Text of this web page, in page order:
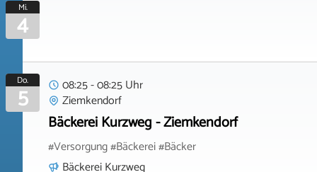
Mi.
4
Do.
5
08:25 - 08:25 Uhr
Ziemkendorf
Bäckerei Kurzweg - Ziemkendorf
#Versorgung #Bäckerei #Bäcker
Bäckerei Kurzweg